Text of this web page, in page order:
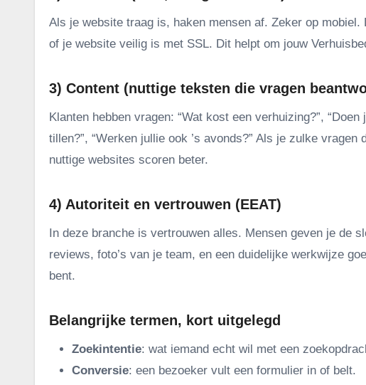
Als je website traag is, haken mensen af. Zeker op
of je website veilig is met SSL. Dit helpt om jouw
3) Content (nuttige teksten die vragen
Klanten hebben vragen: “Wat kost een verhuizing?”,
tillen?”, “Werken jullie ook ’s avonds?” Als je zulke
nuttige websites scoren beter.
4) Autoriteit en vertrouwen (EEAT)
In deze branche is vertrouwen alles. Mensen geven je de
reviews, foto’s van je team, en een duidelijke werkwijze
bent.
Belangrijke termen, kort uitgelegd
Zoekintentie: wat iemand echt wil met een
Conversie: een bezoeker vult een formulier in of belt.